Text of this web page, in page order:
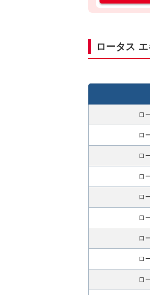
タ
3
無
査
ロータス
ロ
ロ
ロ
ロ
ロ
ロ
ロ
ロ
ロ